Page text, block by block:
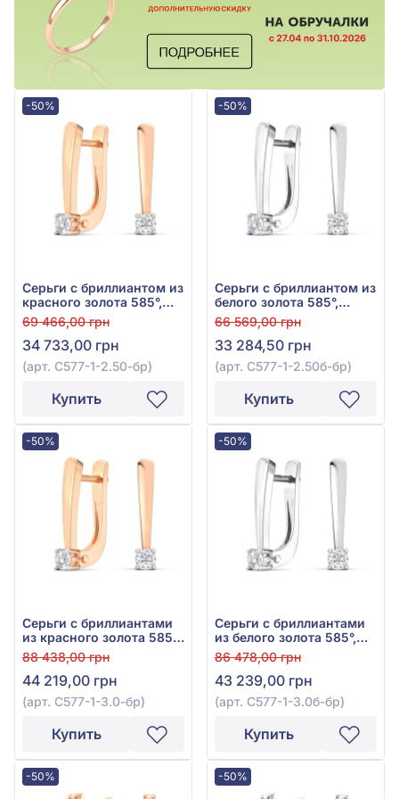
-50%
Серьги с бриллиантом из
красного золота 585°,
0,12ct, арт. С577-1-2.50к-
бр
69 466,00 грн
34 733,00 грн
(арт. С577-1-2.50-бр)
Купить
-50%
Серьги с бриллиантом из
белого золота 585°,
0,11ct, арт. С577-1-2.50б-
бр
66 569,00 грн
33 284,50 грн
(арт. С577-1-2.50б-бр)
Купить
-50%
Серьги с бриллиантами
из красного золота 585°,
Бриллиант 0,2ct, арт.
С577-1-3.0к-бр
88 438,00 грн
44 219,00 грн
(арт. С577-1-3.0-бр)
Купить
-50%
Серьги с бриллиантами
из белого золота 585°,
Бриллиант 0,2ct, арт.
С577-1-3.0б-бр
86 478,00 грн
43 239,00 грн
(арт. С577-1-3.0б-бр)
Купить
-50% -50%